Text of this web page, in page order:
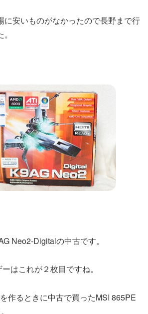
に安いものがなかったので長野まで行
Neo2-Digitalの中古です。
はこれが２枚目ですね。
作るときに中古で買ったMSI 865PE